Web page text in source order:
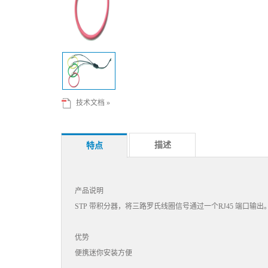
技术文档 »
特点 描述
产品说明
STP 带积分器，将三路罗氏线圈信号通过一个RJ45 端口输出
优势
便携迷你安装方便